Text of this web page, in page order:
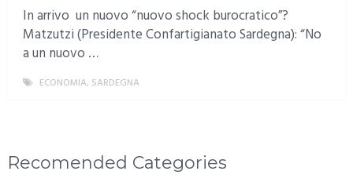
In arrivo un nuovo “nuovo shock burocratico”?
Matzutzi (Presidente Confartigianato Sardegna): “No
a un nuovo …
ECONOMIA, SARDEGNA
Recomended Categories